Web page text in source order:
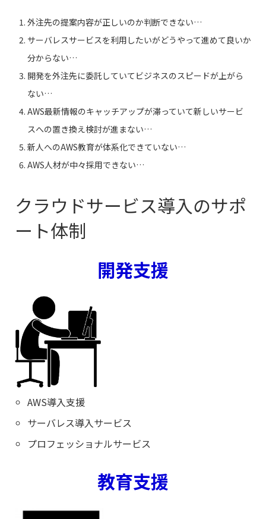
外注先の提案内容が正しいのか判断できない…
サーバレスサービスを利用したいがどうやって進めて良いか
分からない…
開発を外注先に委託していてビジネスのスピードが上がら
ない…
AWS最新情報のキャッチアップが滞っていて新しいサービ
スへの置き換え検討が進まない…
新人へのAWS教育が体系化できていない…
AWS人材が中々採用できない…
クラウドサービス導入のサポ
ート体制
開発支援
AWS導入支援
サーバレス導入サービス
プロフェッショナルサービス
教育支援